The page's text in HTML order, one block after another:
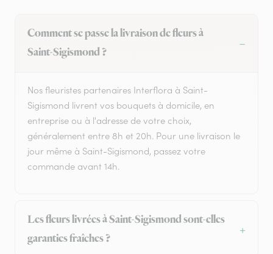
Comment se passe la livraison de fleurs à
Saint-Sigismond ?
Nos fleuristes partenaires Interflora à Saint-
Sigismond livrent vos bouquets à domicile, en
entreprise ou à l'adresse de votre choix,
généralement entre 8h et 20h. Pour une livraison le
jour même à Saint-Sigismond, passez votre
commande avant 14h.
Les fleurs livrées à Saint-Sigismond sont-elles
garanties fraîches ?